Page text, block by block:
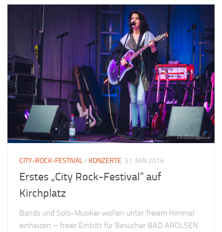
CITY-ROCK-FESTIVAL/ KONZERTE 31. MAI 2016
Erstes „City Rock-Festival“ auf
Kirchplatz
Bands und Solo-Musiker wollen unter freiem Himmel
einheizen – freier Eintritt für Besucher BAD AROLSEN.